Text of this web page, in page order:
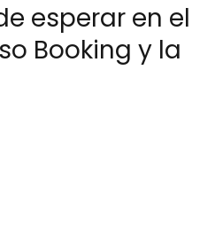
esperar en el
Booking y la